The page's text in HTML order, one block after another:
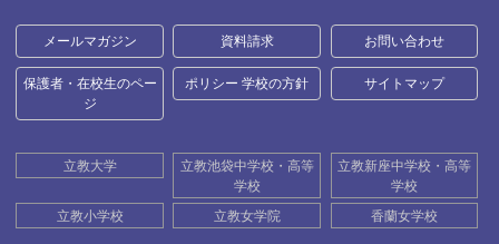
メールマガジン 資料請求 お問い合わせ
保護者・在校生のペー
ジ
ポリシー 学校の方針 サイトマップ
立教大学
立教池袋中学校・高等
学校
立教新座中学校・高等
学校
立教小学校
立教女学院 香蘭女学校